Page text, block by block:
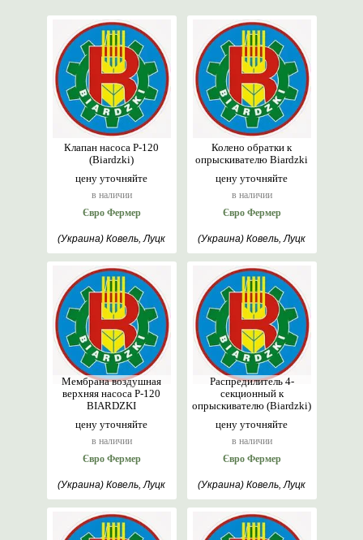
цену уточняйте
в наличии
Клапан насоса Р-120
(Biardzki)
Євро Фермер
(Украина) Ковель, Луцк
цену уточняйте
в наличии
Колено обратки к
опрыскивателю Biardzki
Євро Фермер
(Украина) Ковель, Луцк
цену уточняйте
в наличии
Мембрана воздушная
верхняя насоса Р-120
BIARDZKI
Євро Фермер
(Украина) Ковель, Луцк
цену уточняйте
в наличии
Распредилитель 4-
секционный к
опрыскивателю (Biardzki)
Євро Фермер
(Украина) Ковель, Луцк